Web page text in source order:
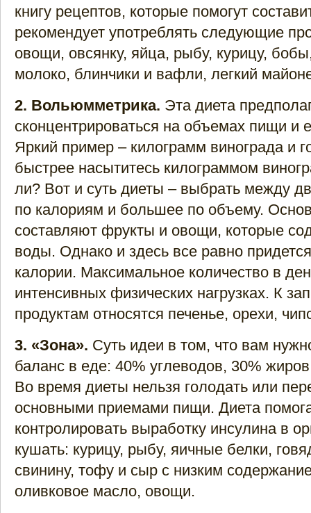
книгу рецептов, которые помогут
рекомендует употреблять следующие
овощи, овсянку, яйца, рыбу, курицу,
молоко, блинчики и вафли, легкий
2. Вольюмметрика. Эта диета
сконцентрироваться на объемах пищи и
Яркий пример – килограмм винограда и
быстрее насытитесь килограммом
ли? Вот и суть диеты – выбрать между
по калориям и большее по объему.
составляют фрукты и овощи, которые
воды. Однако и здесь все равно
калории. Максимальное количество в
интенсивных физических нагрузках. К
продуктам относятся печенье, орехи,
3. «Зона». Суть идеи в том, что вам
баланс в еде: 40% углеводов, 30%
Во время диеты нельзя голодать или
основными приемами пищи. Диета
контролировать выработку инсулина в
кушать: курицу, рыбу, яичные белки,
свинину, тофу и сыр с низким
оливковое масло, овощи.